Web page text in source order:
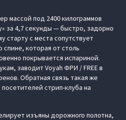
массой под 2400 килограммов
за 4,7 секунды — быстро, задорно
старту с места сопутствует
которая от столь
покрывается испариной.
заводит Voyah ФРИ / FREE в
Обратная связь такая же
стрип-клуба на
изъяны дорожного полотна,